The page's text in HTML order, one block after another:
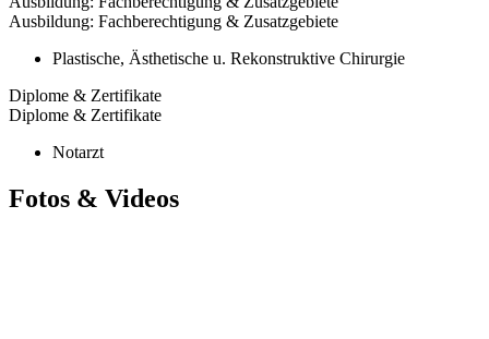
Ausbildung: Fachberechtigung & Zusatzgebiete
Plastische, Ästhetische u. Rekonstruktive Chirurgie
Diplome & Zertifikate
Diplome & Zertifikate
Notarzt
Fotos & Videos